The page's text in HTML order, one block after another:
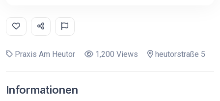
Praxis Am Heutor 1,200 Views heutorstraße 5
Informationen